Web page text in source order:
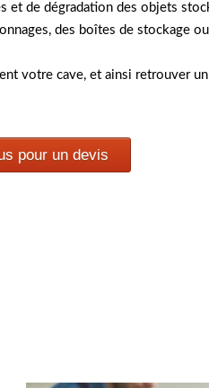
et de dégradation des objets
des boîtes de stockage
votre cave, et ainsi retrouver
pour un devis